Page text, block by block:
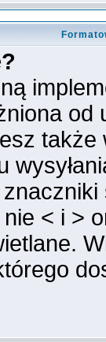
także
< i >